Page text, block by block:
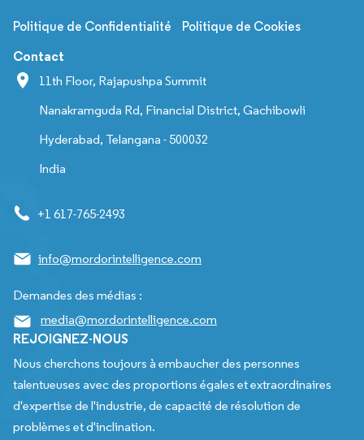
Politique de Confidentialité Politique de Cookies
Contact
11th Floor, Rajapushpa Summit
Nanakramguda Rd, Financial District, Gachibowli
Hyderabad, Telangana - 500032
India
+1 617-765-2493
info@mordorintelligence.com
Demandes des médias :
media@mordorintelligence.com
REJOIGNEZ-NOUS
Nous cherchons toujours à embaucher des personnes
talentueuses avec des proportions égales et extraordinaires
d'expertise de l'industrie, de capacité de résolution de
problèmes et d'inclination.